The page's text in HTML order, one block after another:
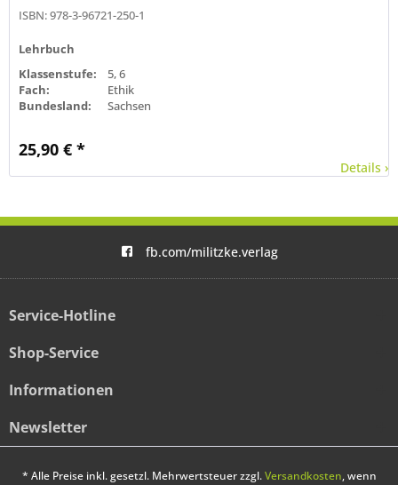
ISBN: 978-3-96721-250-1
Lehrbuch
Klassenstufe:
5, 6
Fach:
Ethik
Bundesland:
Sachsen
25,90 € *
Details ›
fb.com/militzke.verlag
Service-Hotline
Shop-Service
Informationen
Newsletter
* Alle Preise inkl. gesetzl. Mehrwertsteuer zzgl.Versandkosten, wenn